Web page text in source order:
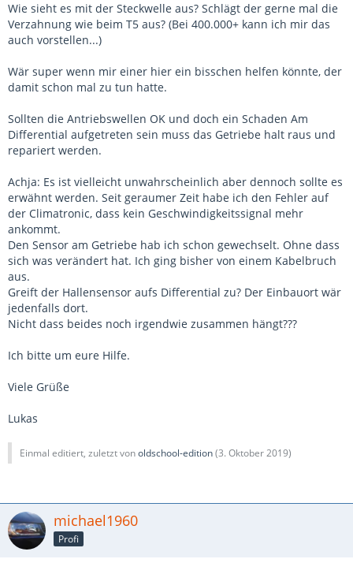
Wie sieht es mit der Steckwelle aus? Schlägt der gerne mal die
Verzahnung wie beim T5 aus? (Bei 400.000+ kann ich mir das
auch vorstellen...)
Wär super wenn mir einer hier ein bisschen helfen könnte, der
damit schon mal zu tun hatte.
Sollten die Antriebswellen OK und doch ein Schaden Am
Differential aufgetreten sein muss das Getriebe halt raus und
repariert werden.
Achja: Es ist vielleicht unwahrscheinlich aber dennoch sollte es
erwähnt werden. Seit geraumer Zeit habe ich den Fehler auf
der Climatronic, dass kein Geschwindigkeitssignal mehr
ankommt.
Den Sensor am Getriebe hab ich schon gewechselt. Ohne dass
sich was verändert hat. Ich ging bisher von einem Kabelbruch
aus.
Greift der Hallensensor aufs Differential zu? Der Einbauort wär
jedenfalls dort.
Nicht dass beides noch irgendwie zusammen hängt???
Ich bitte um eure Hilfe.
Viele Grüße
Lukas
Einmal editiert, zuletzt vonoldschool-edition(3. Oktober 2019)
michael1960
Profi